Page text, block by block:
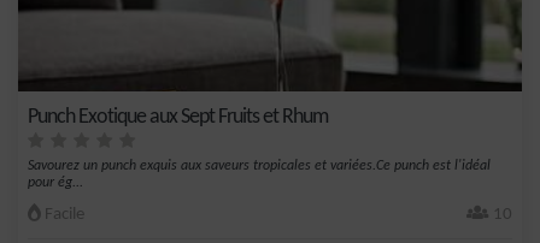
Punch Exotique aux Sept Fruits et Rhum
Savourez un punch exquis aux saveurs tropicales et variées.Ce punch est l'idéal
pour ég...
Facile 10